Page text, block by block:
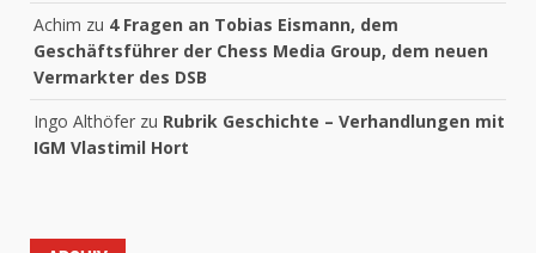
Achim zu 4 Fragen an Tobias Eismann, dem
Geschäftsführer der Chess Media Group, dem neuen
Vermarkter des DSB
Ingo Althöfer zu Rubrik Geschichte – Verhandlungen mit
IGM Vlastimil Hort